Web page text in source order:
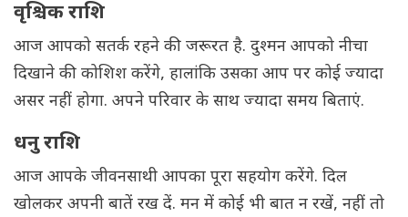
वृश्चिक राशि
आज आपको सतर्क रहने की जरूरत है. दुश्मन आपको नीचा
दिखाने की कोशिश करेंगे, हालांकि उसका आप पर कोई ज्यादा
असर नहीं होगा. अपने परिवार के साथ ज्यादा समय बिताएं.
धनु राशि
आज आपके जीवनसाथी आपका पूरा सहयोग करेंगे. दिल
खोलकर अपनी बातें रख दें. मन में कोई भी बात न रखें, नहीं तो